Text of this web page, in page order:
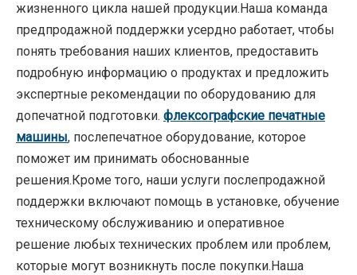
жизненного цикла нашей продукции.Наша команда
предпродажной поддержки усердно работает, чтобы
понять требования наших клиентов, предоставить
подробную информацию о продуктах и ​​предложить
экспертные рекомендации по оборудованию для
допечатной подготовки. флексографские печатные
машины, послепечатное оборудование, которое
поможет им принимать обоснованные
решения.Кроме того, наши услуги послепродажной
поддержки включают помощь в установке, обучение
техническому обслуживанию и оперативное
решение любых технических проблем или проблем,
которые могут возникнуть после покупки.Наша